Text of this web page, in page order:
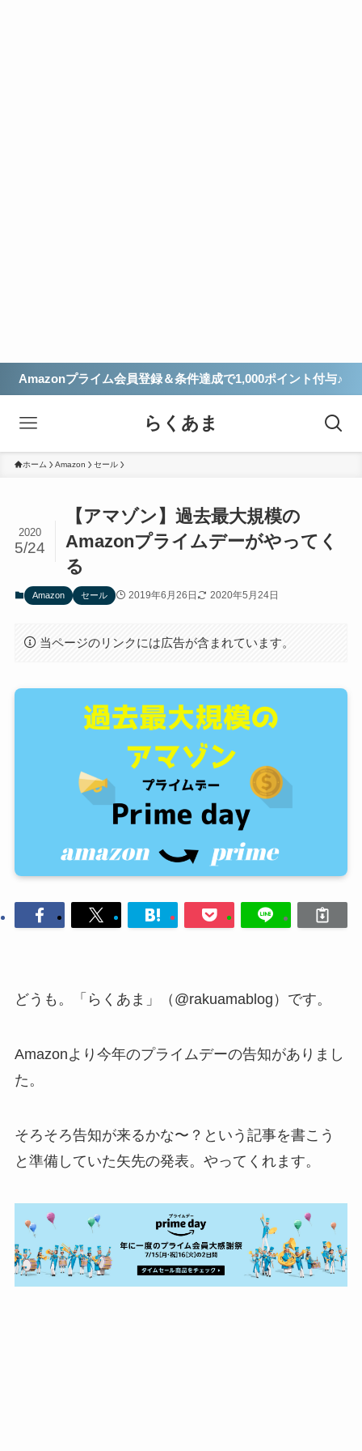
Amazonプライム会員登録＆条件達成で1,000ポイント付与♪
らくあま
ホーム Amazon セール
【アマゾン】過去最大規模の
Amazonプライムデーがやってく
る
2020
5/24
Amazon セール 2019年6月26日 2020年5月24日
当ページのリンクには広告が含まれています。
どうも。「らくあま」（@rakuamablog）です。
Amazonより今年のプライムデーの告知がありまし
た。
そろそろ告知が来るかな〜？という記事を書こう
と準備していた矢先の発表。やってくれます。